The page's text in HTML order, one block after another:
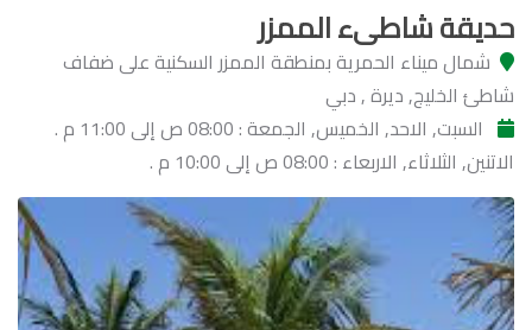
حديقة شاطىء الممزر
شمال ميناء الحمرية بمنطقة الممزر السكنية على ضفاف
شاطئ الخليج, ديرة , دبي
السبت, الاحد, الخميس, الجمعة : 08:00 ص إلى 11:00 م .
الاتنين, الثلاثاء, الاربعاء : 08:00 ص إلى 10:00 م .